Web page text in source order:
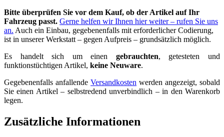
Bitte überprüfen Sie vor dem Kauf, ob der Artikel auf Ihr
Fahrzeug passt. Gerne helfen wir Ihnen hier weiter – rufen Sie uns
an. Auch ein Einbau, gegebenenfalls mit erforderlicher Codierung,
ist in unserer Werkstatt – gegen Aufpreis – grundsätzlich möglich.
Es handelt sich um einen gebrauchten, getesteten und
funktionstüchtigen Artikel, keine Neuware.
Gegebenenfalls anfallende Versandkosten werden angezeigt, sobald
Sie einen Artikel – selbstredend unverbindlich – in den Warenkorb
legen.
Zusätzliche Informationen